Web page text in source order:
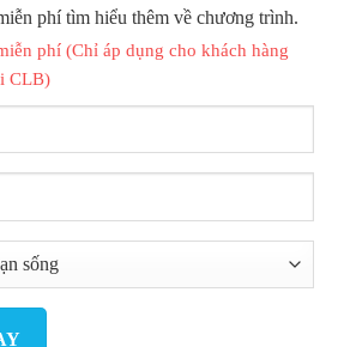
GIÚP TỐI ƯU HÓA HIỆU QUẢ TẬP
A FITNESS CLUB
tại phòng gym nhưng kết quả vẫn chưa như
nằm ở cường độ tập luyện! Một chế độ
phí tìm hiểu thêm về chương trình.
phí (Chỉ áp dụng cho khách hàng
CLB)